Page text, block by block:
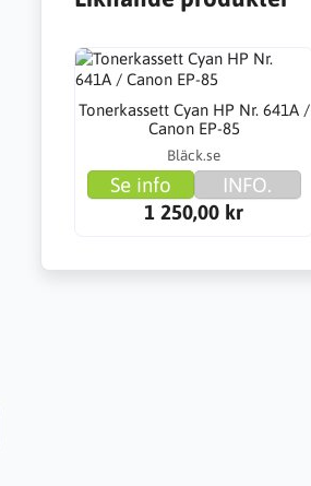
Tonerkassett Cyan HP Nr. 641A /
Canon EP-85
Bläck.se
Se info
INFO.
1 250,00 kr